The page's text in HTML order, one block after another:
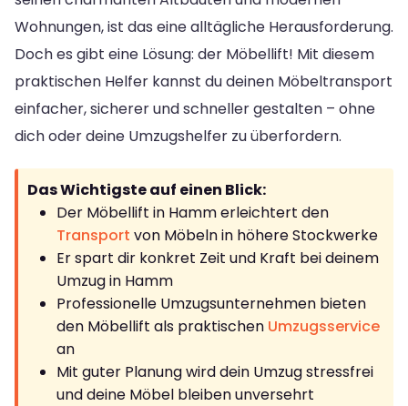
Wohnungen, ist das eine alltägliche Herausforderung.
Doch es gibt eine Lösung: der Möbellift! Mit diesem
praktischen Helfer kannst du deinen Möbeltransport
einfacher, sicherer und schneller gestalten – ohne
dich oder deine Umzugshelfer zu überfordern.
Das Wichtigste auf einen Blick:
Der Möbellift in Hamm erleichtert den
Transport von Möbeln in höhere Stockwerke
Er spart dir konkret Zeit und Kraft bei deinem
Umzug in Hamm
Professionelle Umzugsunternehmen bieten
den Möbellift als praktischen Umzugsservice
an
Mit guter Planung wird dein Umzug stressfrei
und deine Möbel bleiben unversehrt